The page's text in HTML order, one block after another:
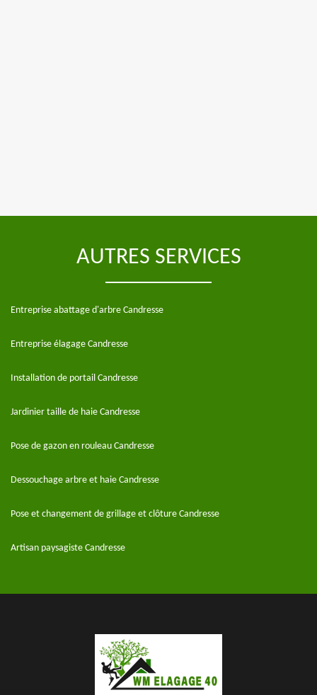
AUTRES SERVICES
Entreprise abattage d'arbre Candresse
Entreprise élagage Candresse
Installation de portail Candresse
Jardinier taille de haie Candresse
Pose de gazon en rouleau Candresse
Dessouchage arbre et haie Candresse
Pose et changement de grillage et clôture Candresse
Artisan paysagiste Candresse